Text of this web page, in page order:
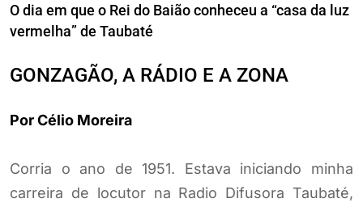
O dia em que o Rei do Baião conheceu a “casa da luz
vermelha” de Taubaté
GONZAGÃO, A RÁDIO E A ZONA
Por Célio Moreira
Corria o ano de 1951. Estava iniciando minha
carreira de locutor na Radio Difusora Taubaté,